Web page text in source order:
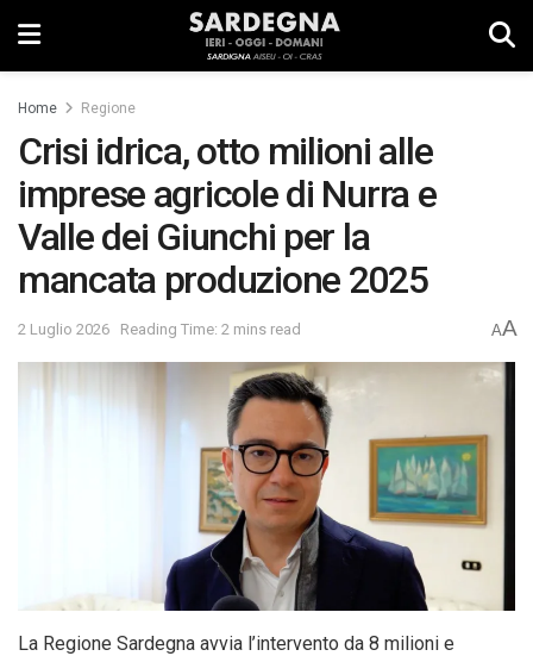
Home Regione
Crisi idrica, otto milioni alle
imprese agricole di Nurra e
Valle dei Giunchi per la
mancata produzione 2025
2 Luglio 2026 Reading Time: 2 mins read AA
La Regione Sardegna avvia l’intervento da 8 milioni e